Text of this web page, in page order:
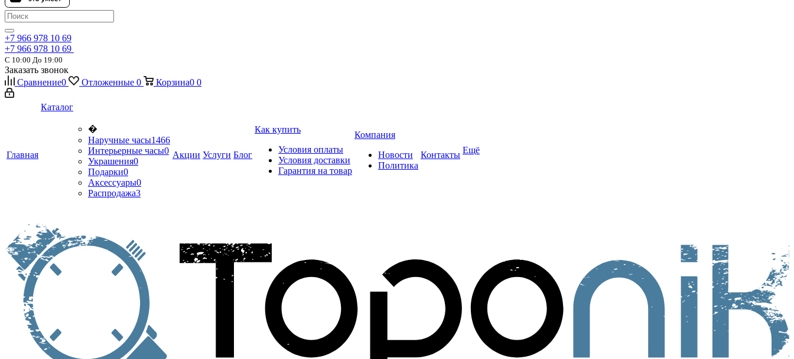
+7 966 978 10 69
+7 966 978 10 69
С 10:00 До 19:00
Заказать звонок
Сравнение0 Отложенные 0 Корзина0 0
Главная
Каталог
�
Наручные часы1466
Интерьерные часы0
Украшения0
Подарки0
Аксессуары0
Распродажа3
Акции Услуги Блог
Как купить
Условия оплаты
Условия доставки
Гарантия на товар
Компания
Новости
Политика
Контакты Ещё